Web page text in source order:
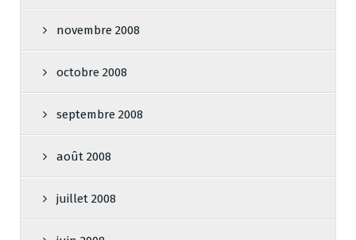
novembre 2008
octobre 2008
septembre 2008
août 2008
juillet 2008